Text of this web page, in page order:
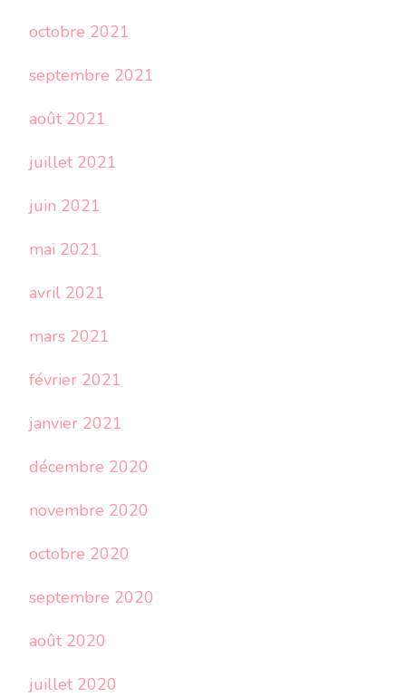
octobre 2021
septembre 2021
août 2021
juillet 2021
juin 2021
mai 2021
avril 2021
mars 2021
février 2021
janvier 2021
décembre 2020
novembre 2020
octobre 2020
septembre 2020
août 2020
juillet 2020